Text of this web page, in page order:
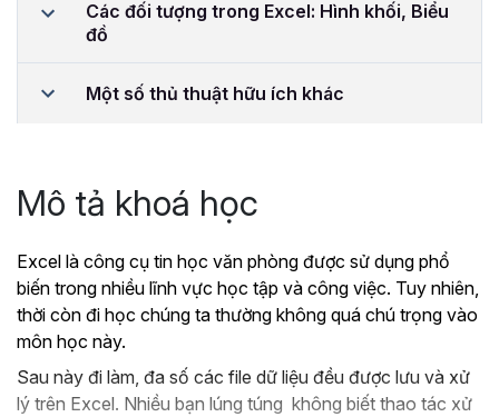
Các đối tượng trong Excel: Hình khối, Biểu
đồ
Một số thủ thuật hữu ích khác
Mô tả khoá học
Excel là công cụ tin học văn phòng được sử dụng phổ
biến trong nhiều lĩnh vực học tập và công việc. Tuy nhiên,
thời còn đi học chúng ta thường không quá chú trọng vào
môn học này.
Sau này đi làm, đa số các file dữ liệu đều được lưu và xử
lý trên Excel. Nhiều bạn lúng túng không biết thao tác xử